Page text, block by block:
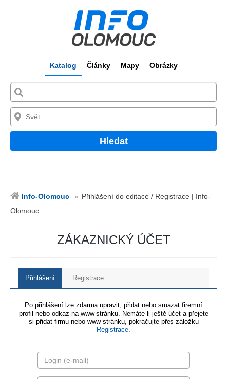
Katalog Články Mapy Obrázky
Hledat
Info-Olomouc
Přihlášení do editace / Registrace | Info-
Olomouc
ZÁKAZNICKÝ ÚČET
Přihlášení Registrace
Po přihlášení lze zdarma upravit, přidat nebo smazat firemní
profil nebo odkaz na www stránku. Nemáte-li ještě účet a přejete
si přidat firmu nebo www stránku, pokračujte přes záložku
Registrace.